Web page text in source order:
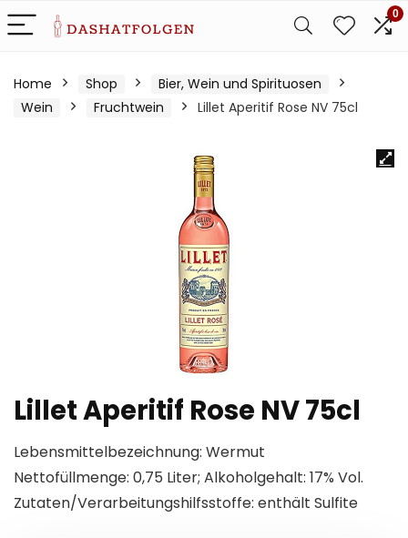
0
Home Shop
Bier, Wein und Spirituosen
Wein
Fruchtwein Lillet Aperitif Rose NV 75cl
Lillet Aperitif Rose NV 75cl
Lebensmittelbezeichnung: Wermut
Nettofüllmenge: 0,75 Liter; Alkoholgehalt: 17% Vol.
Zutaten/Verarbeitungshilfsstoffe: enthält Sulfite